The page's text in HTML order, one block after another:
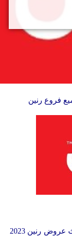
احدث عروض رنين 2023